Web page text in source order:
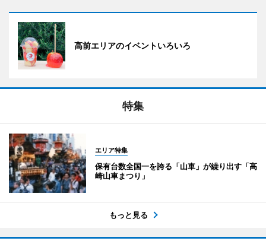
高前エリアのイベントいろいろ
特集
エリア特集
保有台数全国一を誇る「山車」が繰り出す「高
崎山車まつり」
もっと見る